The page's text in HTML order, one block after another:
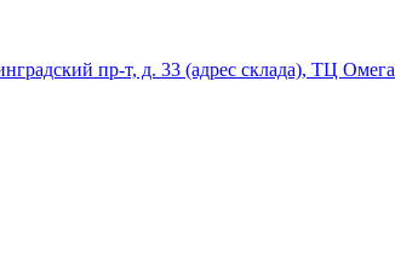
пр-т, д. 33 (адрес склада), ТЦ Омега